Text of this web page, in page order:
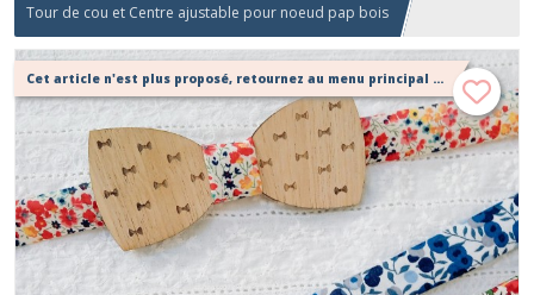
Tour de cou et Centre ajustable pour noeud pap bois
Cet article n'est plus proposé, retournez au menu principal ou contactez moi!